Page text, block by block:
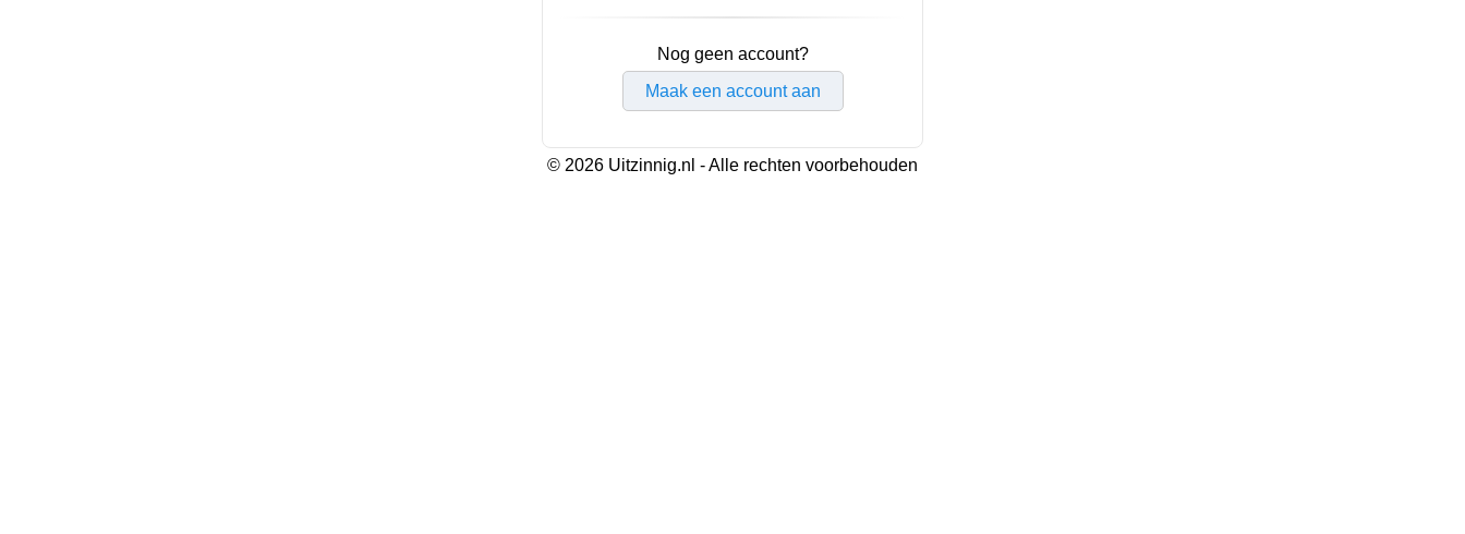
Nog geen account?
Maak een account aan
© 2026 Uitzinnig.nl - Alle rechten voorbehouden